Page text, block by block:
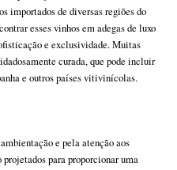
importados de diversas regiões do
esses vinhos em adegas de luxo
e exclusividade. Muitas
curada, que pode incluir
e outros países vitivinícolas.
e pela atenção aos
projetados para proporcionar uma